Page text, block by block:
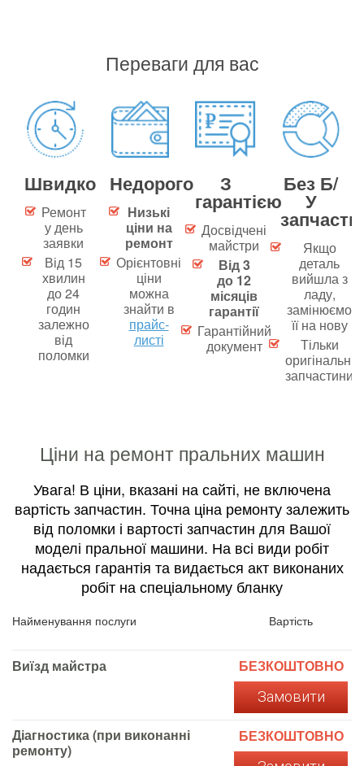
Переваги для вас
Швидко
Ремонт
у день
заявки
Від 15
хвилин
до 24
годин
залежно
від
поломки
Недорого
Низькі
ціни на
ремонт
Орієнтовні
ціни
можна
знайти в
прайс-
листі
З
гарантією
Досвідчені
майстри
Від 3
до 12
місяців
гарантії
Гарантійний
документ
Без Б/
У
Якщо
деталь
вийшла з
ладу,
замінюємо
її на нову
Тільки
оригінальні
запчастини
Ціни на ремонт пральних машин
Увага! В ціни, вказані на сайті, не включена
вартість запчастин. Точна ціна ремонту залежить
від поломки і вартості запчастин для Вашої
моделі пральної машини. На всі види робіт
надається гарантія та видається акт виконаних
робіт на спеціальному бланку
Найменування послуги Вартість
Виїзд майстра БЕЗКОШТОВНО
Замовити
Діагностика (при виконанні
ремонту)
БЕЗКОШТОВНО